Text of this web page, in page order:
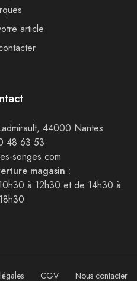
article
44000 Nantes
48 63 53
songes.com
magasin :
à 12h30 et de 14h30 à
18h30
CGV Nous contacter